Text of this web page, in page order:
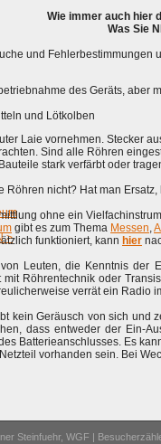
>
Wie immer auch hier
Was Sie
und Fehlerbestimmungen
des Geräts, aber
und Lötkolben
Laie vornehmen. Stecker
Sind alle Röhren
stark verfärbt oder
nicht? Hat man
ohne ein
gibt es zum Thema Messen,
funktioniert, kann hier
Leuten, die Kenntnis der
Röhrentechnik oder
verrät ein Radio
kein Geräusch von sich
dass entweder der Ein-
Batterieanschlusses. Es
vorhanden sein. Bei
Steinfuehr, WGF |